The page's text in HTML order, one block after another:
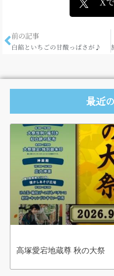
前の記事
白餡といちごの甘酸っぱさが♪
最近
高塚愛宕地蔵尊 秋の大祭